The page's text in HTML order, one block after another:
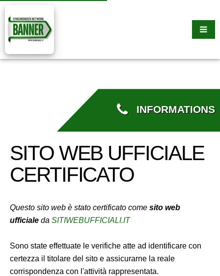
INFORMATIONS
SITO WEB UFFICIALE
CERTIFICATO
Questo sito web è stato certificato come sito web
ufficiale da SITIWEBUFFICIALI.IT
Sono state effettuate le verifiche atte ad identificare con
certezza il titolare del sito e assicurarne la reale
corrispondenza con l'attività rappresentata.